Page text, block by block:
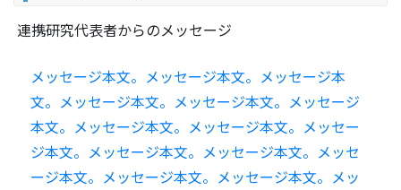
連携研究代表者からのメッセージ
メッセージ本文。メッセージ本文。メッセージ本
文。メッセージ本文。メッセージ本文。メッセージ
本文。メッセージ本文。メッセージ本文。メッセー
ジ本文。メッセージ本文。メッセージ本文。メッセ
ージ本文。メッセージ本文。メッセージ本文。メッ